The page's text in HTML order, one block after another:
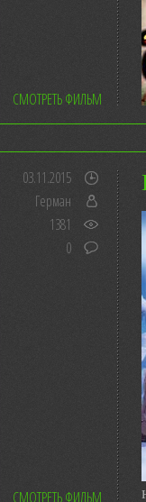
СМОТРЕТЬ ФИЛЬМ
03.11.2015
Герман
1381
0
СМОТРЕТЬ ФИЛЬМ